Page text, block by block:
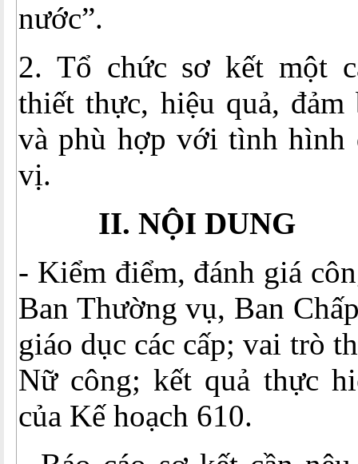
nước”.
2. Tổ chức sơ kết một
thiết thực, hiệu quả,
và phù hợp với tình hình
vị.
II. NỘI DUNG
- Kiểm điểm, đánh giá
Ban Thường vụ, Ban
giáo dục các cấp; vai trò
Nữ công; kết quả thực
của Kế hoạch 610.